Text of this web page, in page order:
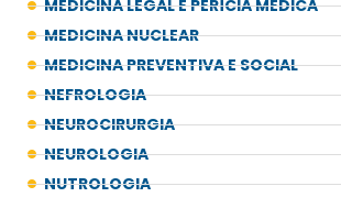
MEDICINA LEGAL E PERÍCIA MÉDICA
MEDICINA NUCLEAR
MEDICINA PREVENTIVA E SOCIAL
NEFROLOGIA
NEUROCIRURGIA
NEUROLOGIA
NUTROLOGIA